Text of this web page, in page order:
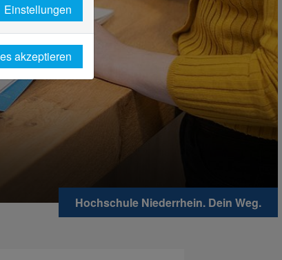
Hochschule Niederrhein. Dein Weg.
Einstellungen
akzeptieren